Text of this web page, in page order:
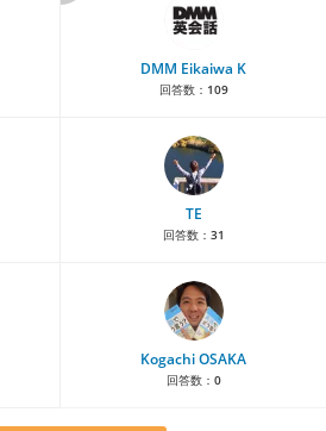
DMM Eikaiwa K
回答数： 109
TE
回答数： 31
Kogachi OSAKA
回答数： 0